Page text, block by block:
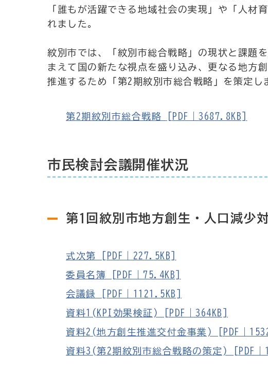
「誰もが活躍できる地域社会の実現」や「人材
れました。
紋別市では、「紋別市総合戦略」の現状と課題
まえて国の新たな視点を盛り込み、更なる地方
推進するため「第2期紋別市総合戦略」を策定し
第2期紋別市総合戦略 [PDF｜3687.8KB]
市民検討会議開催状況
第1回紋別市地方創生・人口減少
式次第 [PDF｜227.5KB]
委員名簿 [PDF｜75.4KB]
会議録 [PDF｜1121.5KB]
資料1(KPI効果検証) [PDF｜364KB]
資料2(地方創生推進交付金事業) [PDF｜
資料3(第2期紋別市総合戦略の策定) [PDF｜